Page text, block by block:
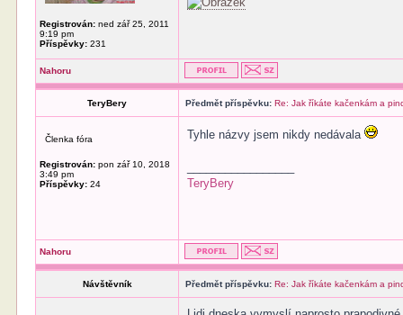
Registrován: ned zář 25, 2011
9:19 pm
Příspěvky: 231
Nahoru
TeryBery Předmět příspěvku: Re: Jak říkáte kačenkám a
Členka fóra
Registrován: pon zář 10, 2018
3:49 pm
Příspěvky: 24
Tyhle názvy jsem nikdy nedávala
TeryBery
Nahoru
Návštěvník Předmět příspěvku: Re: Jak říkáte kačenkám a